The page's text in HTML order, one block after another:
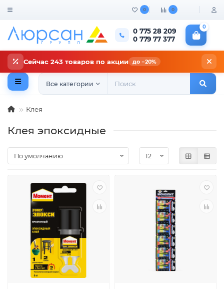
0 0
0 775 28 209
0 779 77 377
0
Сейчас 243 товаров по акции до −20%
Все категории
Клея
Клея эпоксидные